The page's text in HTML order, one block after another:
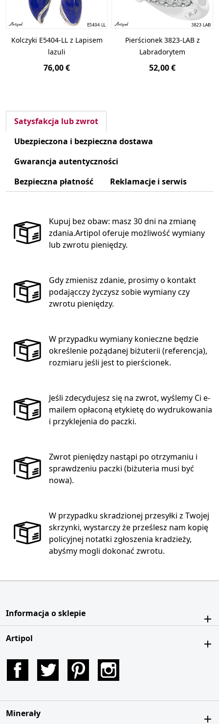
Kolczyki E5404-LL z Lapisem
lazuli
76,00 €
Pierścionek 3823-LAB z
Labradorytem
52,00 €
Satysfakcja lub zwrot
Ubezpieczona i bezpieczna dostawa
Gwarancja autentyczności
Bezpieczna płatność
Reklamacje i serwis
Kupuj bez obaw: masz 30 dni na zmianę
zdania.Artipol oferuje możliwość wymiany
lub zwrotu pieniędzy.
Gdy zmienisz zdanie, prosimy o kontakt
podającczy życzysz sobie wymiany czy
zwrotu pieniędzy.
W przypadku wymiany konieczne będzie
określenie pożądanej biżuterii (referencja),
rozmiaru jeśli jest to pierścionek.
Jeśli zdecydujesz się na zwrot, wyślemy Ci e-
mailem opłaconą etykietę do wydrukowania
i przyklejenia do paczki.
Zwrot pieniędzy nastąpi po otrzymaniu i
sprawdzeniu paczki (biżuteria musi być
nowa).
W przypadku skradzionej przesyłki z Twojej
skrzynki, wystarczy że prześlesz nam kopię
policyjnej notatki zgłoszenia kradzieży,
abyśmy mogli dokonać zwrotu.
Informacja o sklepie
Artipol
Facebook Twitter Pinterest
Minerały